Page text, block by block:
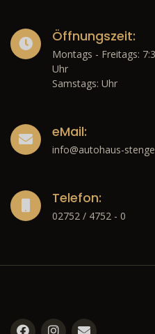
Öffnungszeit:
Montags - Freitags:
Uhr
Samstags: Uhr
eMail:
info@autohaus-
Telefon:
02752 / 4752 - 0